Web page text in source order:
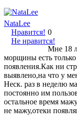
NataLee
Нравится!
Не нравится!
0
Мне 18
морщины есть
появления.Как ни
выявлено,на что у
Неск. раз в неделю
постоянно им
остальное время
не мажу,отеки